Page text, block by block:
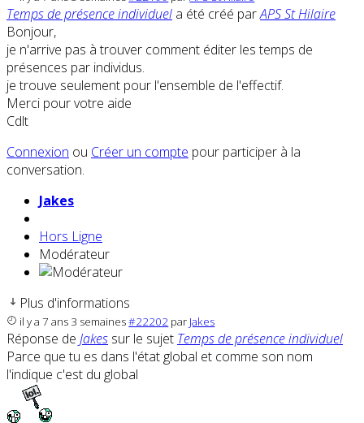
Temps de présence individuel a été créé parAPS St Hilaire
Bonjour,
je n'arrive pas à trouver comment éditer les temps de
présences par individus.
je trouve seulement pour l'ensemble de l'effectif.
Merci pour votre aide
Cdlt
Connexion ou Créer un compte pour participer à la
conversation.
Jakes
Hors Ligne
Modérateur
Plus d'informations
il y a 7 ans 3 semaines#22202 par Jakes
Réponse de Jakes sur le sujet Temps de présence individuel
Parce que tu es dans l'état global et comme son nom
l'indique c'est du global